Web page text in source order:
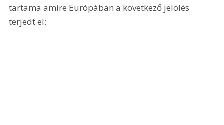
tartama amire Európában a következő jelölés
terjedt el: